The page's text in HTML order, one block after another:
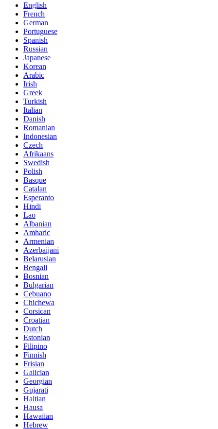
English
French
German
Portuguese
Spanish
Russian
Japanese
Korean
Arabic
Irish
Greek
Turkish
Italian
Danish
Romanian
Indonesian
Czech
Afrikaans
Swedish
Polish
Basque
Catalan
Esperanto
Hindi
Lao
Albanian
Amharic
Armenian
Azerbaijani
Belarusian
Bengali
Bosnian
Bulgarian
Cebuano
Chichewa
Corsican
Croatian
Dutch
Estonian
Filipino
Finnish
Frisian
Galician
Georgian
Gujarati
Haitian
Hausa
Hawaiian
Hebrew